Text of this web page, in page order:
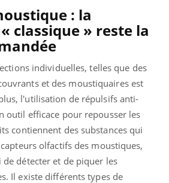
: la
classique » reste la
individuelles, telles que des
et des moustiquaires est
l'utilisation de répulsifs anti-
outil efficace pour repousser les
contiennent des substances qui
olfactifs des moustiques,
de détecter et de piquer les
Il existe différents types de